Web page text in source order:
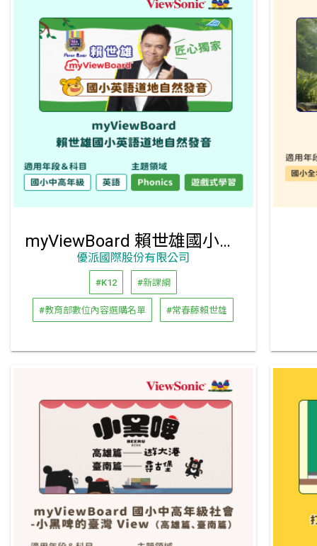
myViewBoard 賴世雄國小英語道地自然發音
優派國際股份有限公司
#K12 #新課綱
#教育部數位內容選購名單 #常春藤賴世雄